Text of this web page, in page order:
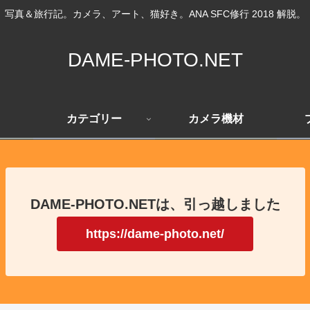
写真＆旅行記。カメラ、アート、猫好き。ANA SFC修行 2018 解脱。
DAME-PHOTO.NET
カテゴリー カメラ機材
DAME-PHOTO.NETは、引っ越しました
https://dame-photo.net/